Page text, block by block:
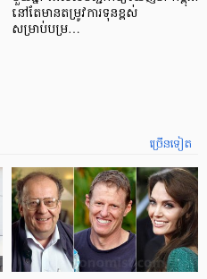
នៅតែមានតម្រូវការទុនខ្ពស់
សម្រាប់បម្រ…
ច្រើនទៀត